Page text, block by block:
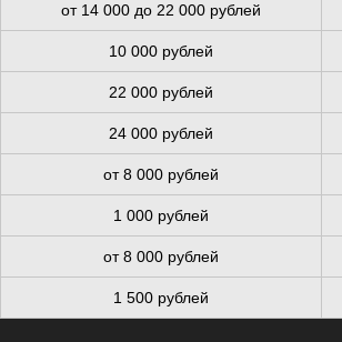
от 14 000 до 22 000 рублей
10 000 рублей
22 000 рублей
24 000 рублей
от 8 000 рублей
1 000 рублей
от 8 000 рублей
1 500 рублей